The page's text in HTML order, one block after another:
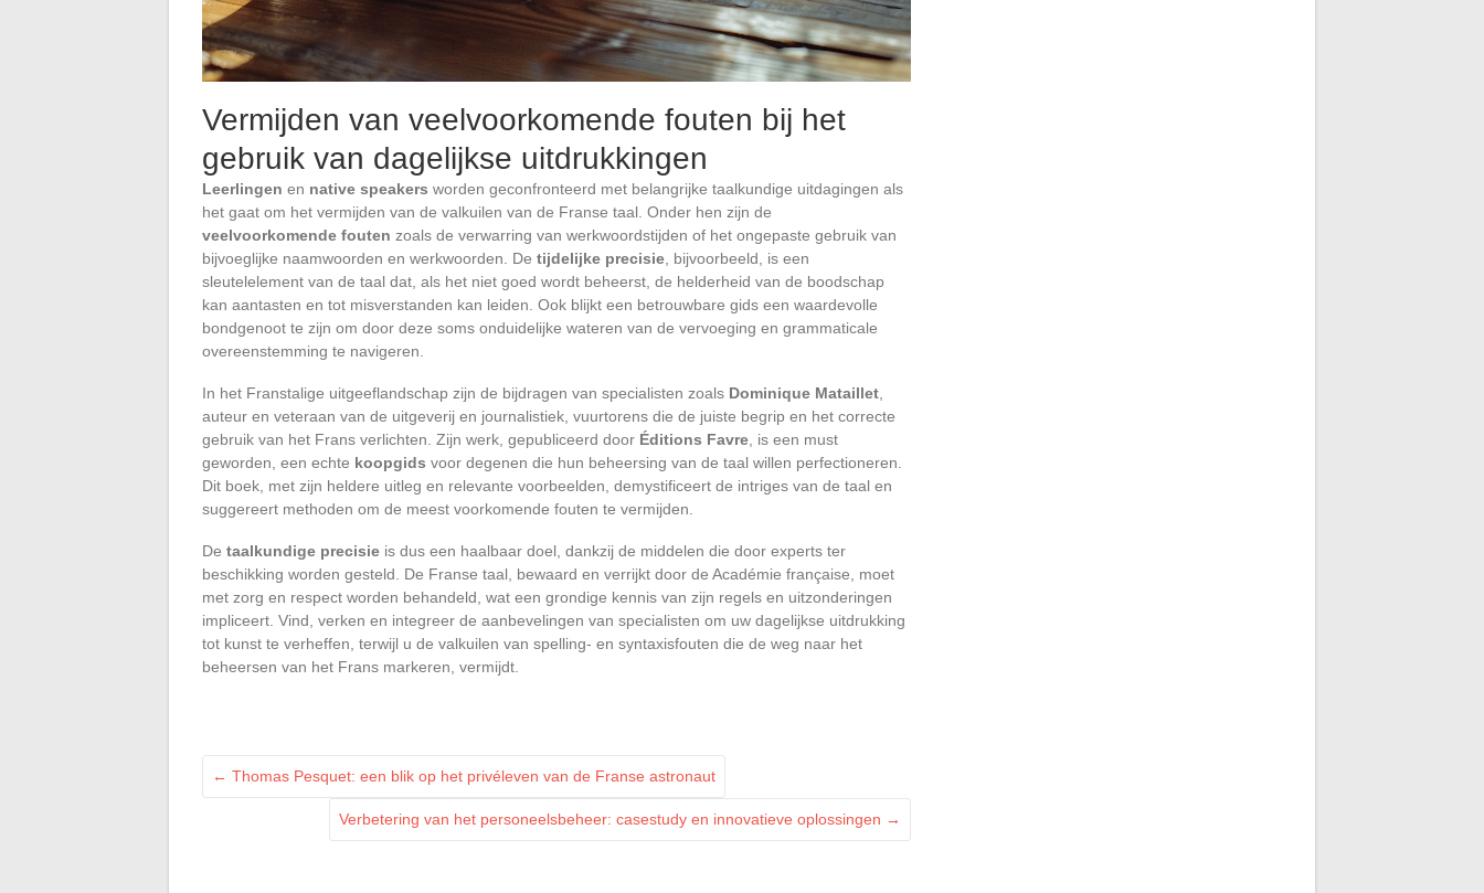
Vermijden van veelvoorkomende fouten bij het
gebruik van dagelijkse uitdrukkingen
Leerlingen en native speakers worden geconfronteerd met belangrijke taalkundige uitdagingen als
het gaat om het vermijden van de valkuilen van de Franse taal. Onder hen zijn de
veelvoorkomende fouten zoals de verwarring van werkwoordstijden of het ongepaste gebruik van
bijvoeglijke naamwoorden en werkwoorden. De tijdelijke precisie , bijvoorbeeld, is een
sleutelelement van de taal dat, als het niet goed wordt beheerst, de helderheid van de boodschap
kan aantasten en tot misverstanden kan leiden. Ook blijkt een betrouwbare gids een waardevolle
bondgenoot te zijn om door deze soms onduidelijke wateren van de vervoeging en grammaticale
overeenstemming te navigeren.
In het Franstalige uitgeeflandschap zijn de bijdragen van specialisten zoals Dominique Mataillet
auteur en veteraan van de uitgeverij en journalistiek, vuurtorens die de juiste begrip en het correcte
gebruik van het Frans verlichten. Zijn werk, gepubliceerd door Éditions Favre , is een must
geworden, een echte koopgids voor degenen die hun beheersing van de taal willen perfectioneren.
Dit boek, met zijn heldere uitleg en relevante voorbeelden, demystificeert de intriges van de taal en
suggereert methoden om de meest voorkomende fouten te vermijden.
De taalkundige precisie is dus een haalbaar doel, dankzij de middelen die door experts ter
beschikking worden gesteld. De Franse taal, bewaard en verrijkt door de Académie française, moet
met zorg en respect worden behandeld, wat een grondige kennis van zijn regels en uitzonderingen
impliceert. Vind, verken en integreer de aanbevelingen van specialisten om uw dagelijkse uitdrukking
tot kunst te verheffen, terwijl u de valkuilen van spelling- en syntaxisfouten die de weg naar het
beheersen van het Frans markeren, vermijdt.
← Thomas Pesquet: een blik op het privéleven van de Franse astronaut
Verbetering van het personeelsbeheer: casestudy en innovatieve oplossingen →